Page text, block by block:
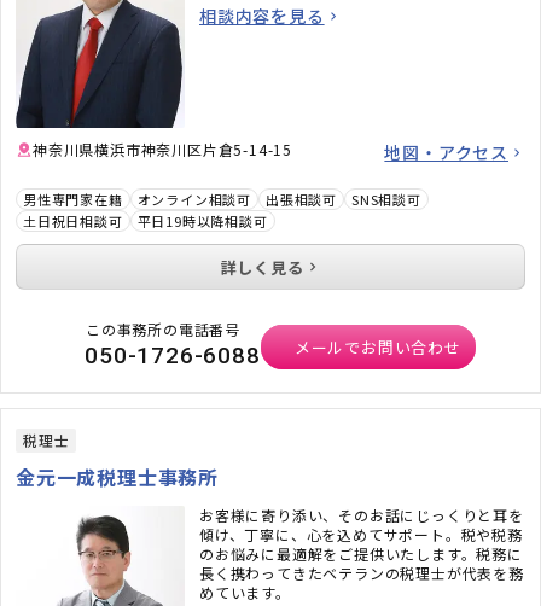
相談内容を見る
神奈川県横浜市神奈川区片倉5-14-15 地図・アクセス
男性専門家在籍 オンライン相談可 出張相談可
SNS相談可
土日祝日相談可
平日19時以降相談可
詳しく見る
この事務所の電話番号
050-1726-6088 メールでお問い合わせ
税理士
金元一成税理士事務所
お客様に寄り添い、そのお話にじっくりと耳を
傾け、丁寧に、心を込めてサポート。税や税務
のお悩みに最適解をご提供いたします。税務に
長く携わってきたベテランの税理士が代表を務
めています。